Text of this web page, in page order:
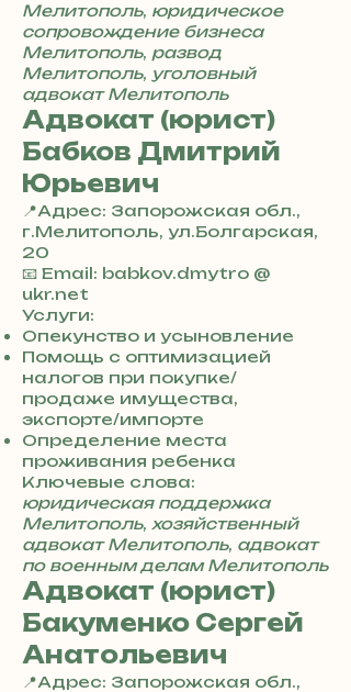
Мелитополь, юридическое
сопровождение бизнеса
Мелитополь, развод
Мелитополь, уголовный
адвокат Мелитополь
Адвокат (юрист)
Бабков Дмитрий
Юрьевич
📍Адрес: Запорожская обл.,
г.Мелитополь, ул.Болгарская,
20
+
3
8
0
7
3
0
4
8
5
7
8
4
📧 Email: babkov.dmytro @
ukr.net
Услуги:
Опекунство и усыновление
Помощь с оптимизацией
налогов при покупке/
продаже имущества,
экспорте/импорте
Определение места
проживания ребенка
Ключевые слова:
юридическая поддержка
Мелитополь, хозяйственный
адвокат Мелитополь, адвокат
по военным делам Мелитополь
Адвокат (юрист)
Бакуменко Сергей
Анатольевич
📍Адрес: Запорожская обл.,